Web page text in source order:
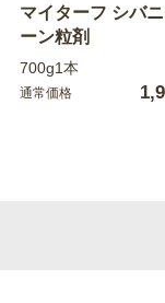
マイターフ シバ
ーン粒剤
700g1本
通常価格